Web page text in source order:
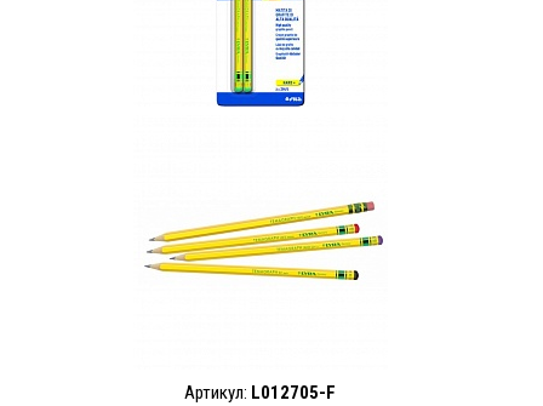
Артикул: L012705-F